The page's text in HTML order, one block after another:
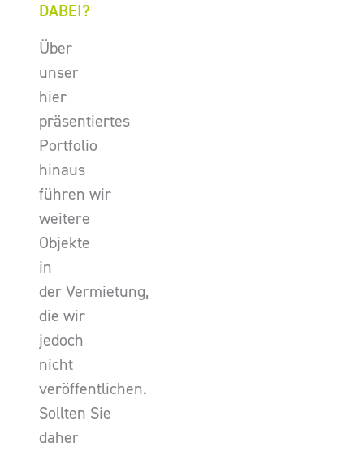
DABEI?
Über
unser
hier
präsentiertes
Portfolio
hinaus
führen wir
weitere
Objekte
in
der Vermietung,
die wir
jedoch
nicht
veröffentlichen.
Sollten Sie
daher